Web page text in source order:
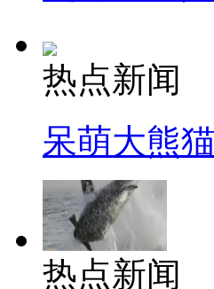
热点新闻
呆萌大熊
热点新闻